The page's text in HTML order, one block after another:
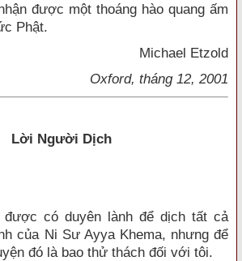
được một thoáng hào quang ấm
Phật.
Michael Etzold
Oxford, tháng 12, 2001
Lời Người Dịch
được có duyên lành để dịch tất cả
của Ni Sư Ayya Khema, nhưng để
đó là bao thử thách đối với tôi.